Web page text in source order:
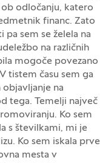
odločanju, katero
financ. Zato
pa sem se želela na
na različnih
mogoče povezano
tistem času sem ga
na
tega. Temelji največ
Ko sem
s številkami, mi je
Ko sem iskala prve
mesta v